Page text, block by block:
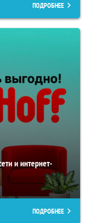
ПОДРОБНЕЕ
и интернет-
ПОДРОБНЕЕ